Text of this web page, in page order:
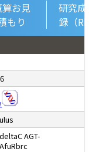
お見
もり
研究
録（
AGT-